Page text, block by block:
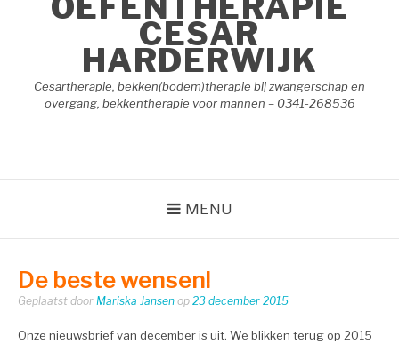
CESAR
HARDERWIJK
Cesartherapie, bekken(bodem)therapie bij zwangerschap en
overgang, bekkentherapie voor mannen – 0341-268536
MENU
De beste wensen!
Geplaatst door Mariska Jansen op 23 december 2015
Onze nieuwsbrief van december is uit. We blikken terug op 2015